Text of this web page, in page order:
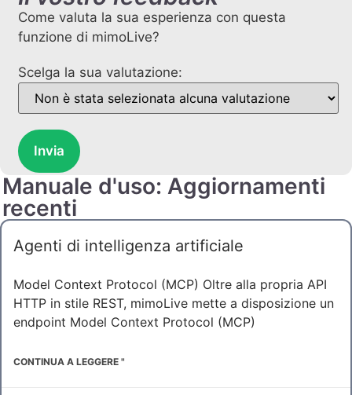
Come valuta la sua esperienza con questa
funzione di mimoLive?
Scelga la sua valutazione:
Invia
Manuale d'uso: Aggiornamenti
recenti
Agenti di intelligenza artificiale
Model Context Protocol (MCP) Oltre alla propria API
HTTP in stile REST, mimoLive mette a disposizione un
endpoint Model Context Protocol (MCP)
CONTINUA A LEGGERE "